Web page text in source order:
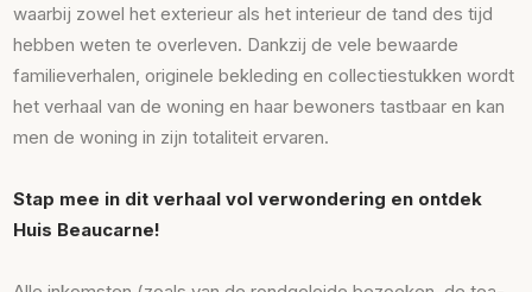
waarbij zowel het exterieur als het interieur de tand des tijd
hebben weten te overleven. Dankzij de vele bewaarde
familieverhalen, originele bekleding en collectiestukken wordt
het verhaal van de woning en haar bewoners tastbaar en kan
men de woning in zijn totaliteit ervaren.
Stap mee in dit verhaal vol verwondering en ontdek
Huis Beaucarne!